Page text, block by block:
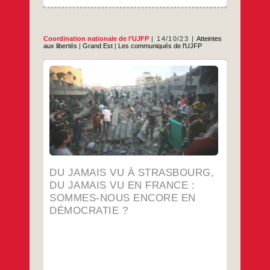
Coordination nationale de l’UJFP 14/10/23
Atteintes
aux libertés |Grand Est | Les communiqués de l'UJFP
DU JAMAIS VU À STRASBOURG,
DU JAMAIS VU EN FRANCE :
SOMMES-NOUS ENCORE EN
DÉMOCRATIE ?
Hier à Strasbourg, comme il en est question
dans de nombreuses villes en France et
comme ce fut le cas à Paris la veille, un
grand nombre de manifestants ont tenté de
se rassembler et ont réussi à se faire
entendre en dépit du bouclage de la place
Kléber par
…
Du
jamais
vu
à
du
jamais
vu
en
France :
sommes-